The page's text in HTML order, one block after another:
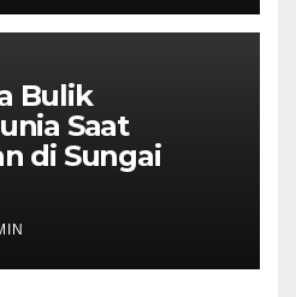
Bulik
Saat
di Sungai